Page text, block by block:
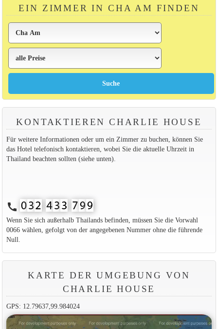
EIN ZIMMER IN CHA AM FINDEN
KONTAKTIEREN CHARLIE HOUSE
Für weitere Informationen oder um ein Zimmer zu buchen, können Sie
das Hotel telefonisch kontaktieren, wobei Sie die aktuelle Uhrzeit in
Thailand beachten sollten (siehe unten).
call
Wenn Sie sich außerhalb Thailands befinden, müssen Sie die Vorwahl
0066 wählen, gefolgt von der angegebenen Nummer ohne die führende
Null.
KARTE DER UMGEBUNG VON
CHARLIE HOUSE
GPS: 12.79637,99.984024